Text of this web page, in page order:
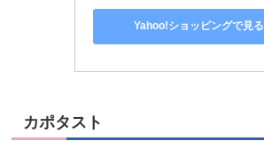
Yahoo!ショッピングで見る
カポタスト